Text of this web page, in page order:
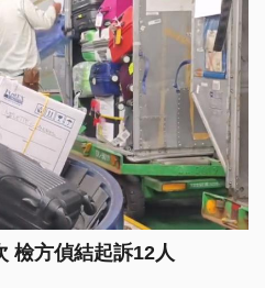
檢方偵結起訴12人